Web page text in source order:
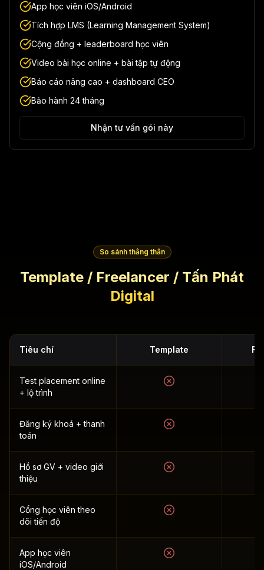
App học viên iOS/Android
Tích hợp LMS (Learning Management System)
Cộng đồng + leaderboard học viên
Video bài học online + bài tập tự động
Báo cáo nâng cao + dashboard CEO
Bảo hành 24 tháng
Nhận tư vấn gói này
So sánh thẳng thắn
Template / Freelancer / Tấn Phát
Digital
Tiêu chí Template
Test placement online
+ lộ trình
Đăng ký khoá + thanh
toán
Hồ sơ GV + video giới
thiệu
Cổng học viên theo
dõi tiến độ
App học viên
iOS/Android